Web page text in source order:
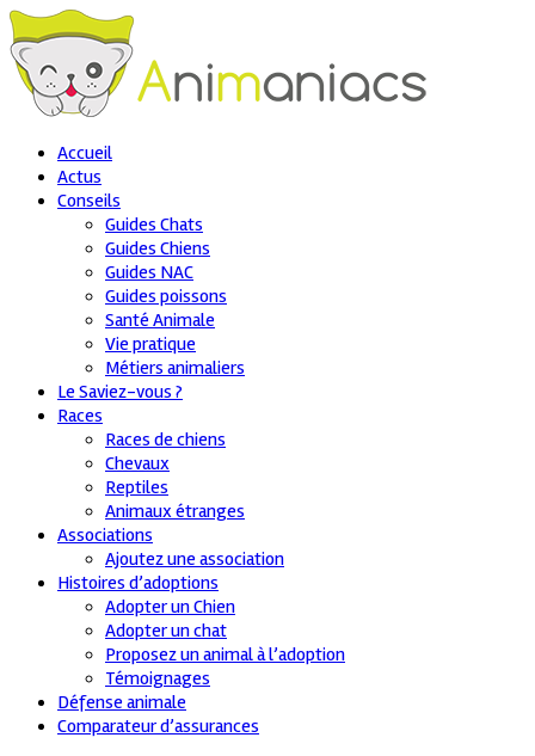
Accueil
Actus
Conseils
Guides Chats
Guides Chiens
Guides NAC
Guides poissons
Santé Animale
Vie pratique
Métiers animaliers
Le Saviez-vous ?
Races
Races de chiens
Chevaux
Reptiles
Animaux étranges
Associations
Ajoutez une association
Histoires d’adoptions
Adopter un Chien
Adopter un chat
Proposez un animal à l’adoption
Témoignages
Défense animale
Comparateur d’assurances